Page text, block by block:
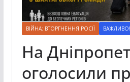
ВІЙНА: ВТОРГНЕННЯ РОСІЇ ВАЖЛИВО!
На
оголосили